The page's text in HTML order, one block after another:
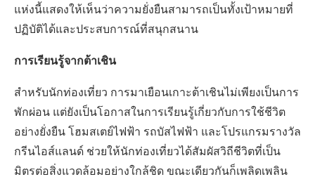
แห่งนี้แสดงให้เห็นว่าความยั่งยืนสามารถเป็นทั้งเป้าหมายที่
ปฏิบัติได้และประสบการณ์ที่สนุกสนาน
การเรียนรู้จากต้าเชิน
สำหรับนักท่องเที่ยว การมาเยือนเกาะต้าเชินไม่เพียงเป็นการ
พักผ่อน แต่ยังเป็นโอกาสในการเรียนรู้เกี่ยวกับการใช้ชีวิต
อย่างยั่งยืน โฮมสเตย์ไฟฟ้า รถบัสไฟฟ้า และโปรแกรมรางวัล
กรีนไอส์แลนด์ ช่วยให้นักท่องเที่ยวได้สัมผัสวิถีชีวิตที่เป็น
มิตรต่อสิ่งแวดล้อมอย่างใกล้ชิด ขณะเดียวกันก็เพลิดเพลิน